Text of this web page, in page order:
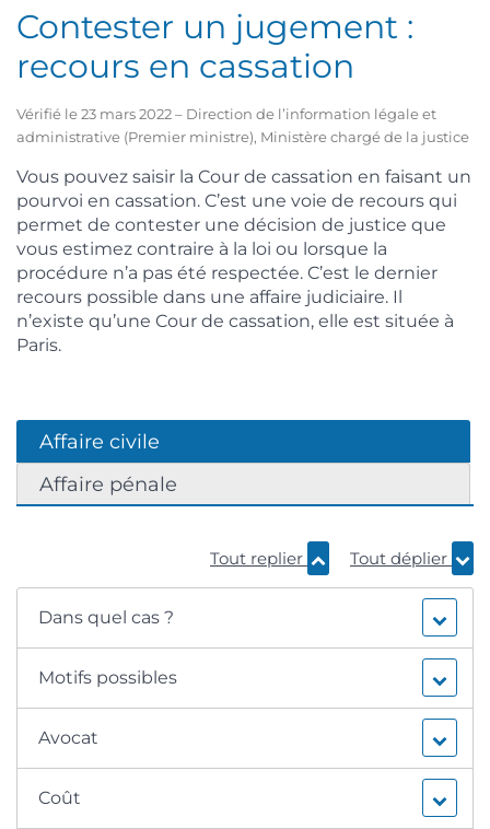
Contester un jugement :
recours en cassation
Vérifié le 23 mars 2022 – Direction de l’information légale et
administrative (Premier ministre), Ministère chargé de la justice
Vous pouvez saisir la Cour de cassation en faisant un
pourvoi en cassation. C’est une voie de recours qui
permet de contester une décision de justice que
vous estimez contraire à la loi ou lorsque la
procédure n’a pas été respectée. C’est le dernier
recours possible dans une affaire judiciaire. Il
n’existe qu’une Cour de cassation, elle est située à
Paris.
Affaire civile
Affaire pénale
Tout replier Tout déplier
Dans quel cas ?
Motifs possibles
Avocat
Coût